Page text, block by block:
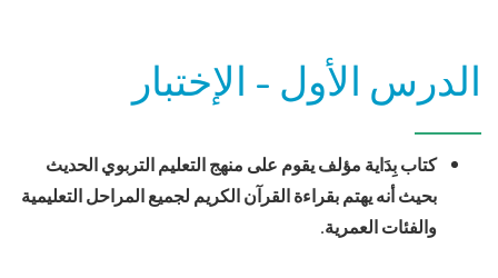
الدرس الأول - الإختبار
كتاب بِدَاية مؤلف يقوم على منهج التعليم التربوي الحديث
بحيث أنه يهتم بقراءة القرآن الكريم لجميع المراحل التعليمية
والفئات العمرية.